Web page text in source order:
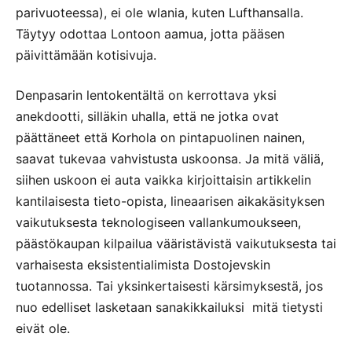
parivuoteessa), ei ole wlania, kuten Lufthansalla.
Täytyy odottaa Lontoon aamua, jotta pääsen
päivittämään kotisivuja.
Denpasarin lentokentältä on kerrottava yksi
anekdootti, silläkin uhalla, että ne jotka ovat
päättäneet että Korhola on pintapuolinen nainen,
saavat tukevaa vahvistusta uskoonsa. Ja mitä väliä,
siihen uskoon ei auta vaikka kirjoittaisin artikkelin
kantilaisesta tieto-opista, lineaarisen aikakäsityksen
vaikutuksesta teknologiseen vallankumoukseen,
päästökaupan kilpailua vääristävistä vaikutuksesta tai
varhaisesta eksistentialimista Dostojevskin
tuotannossa. Tai yksinkertaisesti kärsimyksestä, jos
nuo edelliset lasketaan sanakikkailuksi  mitä tietysti
eivät ole.